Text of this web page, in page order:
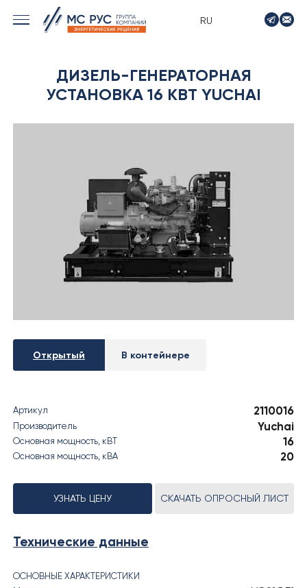
RU
› ЭНЕРГЕТИКА
› ЛОГИСТИКА
› ПРОИЗВОДСТВО
› ПРИВОДНОЕ ОБОРУДОВАНИЕ
› АВТО&МОТО
› МОТОЦИКЛЫ ТИМПТОН
› КОНТАКТЫ
› ЗАЯВКА
› НОВОСТИ
› РЕЗУЛЬТАТЫ СОУТ
ДИЗЕЛЬ-ГЕНЕРАТОРНАЯ
УСТАНОВКА 16 КВТ YUCHAI
Открытый В контейнере
Артикул 2110016
Производитель Yuchai
Основная мощность, кВT 16
Основная мощность, кВА 20
УЗНАТЬ ЦЕНУ СКАЧАТЬ ОПРОСНЫЙ ЛИСТ
Технические данные
ОСНОВНЫЕ ХАРАКТЕРИСТИКИ